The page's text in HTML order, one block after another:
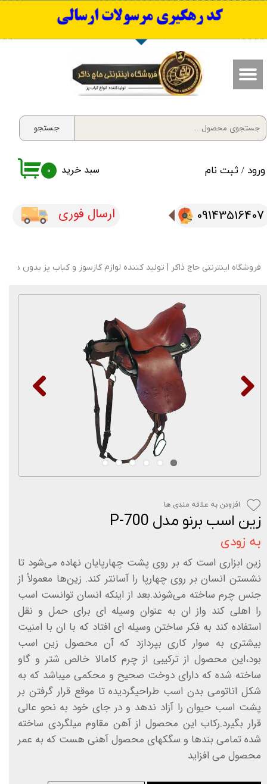
ورود / ثبت نام
حساب کاربری من
سفارشات
۰
جستجو
​کد رهگیری مرسولات ارسالی
09143516407​​​​​​​ ارسال فوری
سبد خرید
فروشگاه اینترنتی حاج ذاکر | تولید کننده لوازم گازسوز و کباب پز بدون دود
زین اسب برنو مدل P-700
به زودی
زین ابزاری است که بر روی پشت چهارپایان نهاده می‌شود تا
نشستن انسان بر روی چهارپا را آسانتر کند. زین‌ها معمولاً از
جنس چرم ساخته می‌شوند.بعد از اینکه انسان توانست اسب
را اهلی کند واز ان به عنوان وسیله ای برای حمل و نقل
استفاده کند به فکر ساختن وسیله ای افتاد که با ان با امنیت
بیشتری به سوار کاری بپردازد که آن محصول زین اسب
بود،این محصول از ترکیبی از چرم کامالا خالص شتر و گاو
ساخته شده که دارای دوخت صحیح و محکمی میباشد که به
شکل اناتومی بدن اسب طراحیگردیده تا موقع قرار گرفتن بر
پشت اسب حیوان را آزاد ندهد و در جای خود به نحو عالی
قرار بگیرد.رکاب این محصول از آهن مقاوم میلگردی ساخته
شده تمامی بندها و سگکهای محصول آهنی هست که به عمر
محصول می افزاید
افزودن به علاقه مندی ها